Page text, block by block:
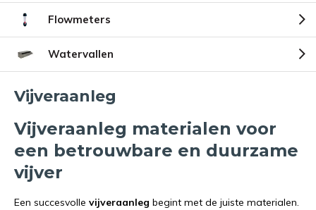
Flowmeters
Watervallen
Vijveraanleg
Vijveraanleg materialen voor
een betrouwbare en duurzame
vijver
Een succesvolle vijveraanleg begint met de juiste materialen.